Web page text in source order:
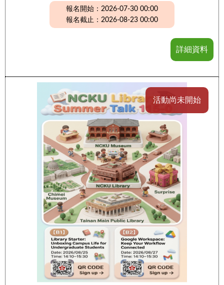
報名開始：2026-07-30 00:00
報名截止：2026-08-23 00:00
詳細資料
活動尚未開始